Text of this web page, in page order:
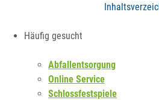
Häufig gesucht
Abfallentsorgung
Online Service
Schlossfestspiele